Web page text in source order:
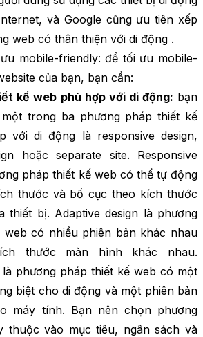
và Google cũng ưu tiên xếp
web có thân thiện với di động .
mobile-friendly: để tối ưu mobile-
của bạn, bạn cần:
kế web phù hợp với di động: bạn
trong ba phương pháp thiết kế
với di động là responsive design,
hoặc separate site. Responsive
pháp thiết kế web có thể tự động
thước và bố cục theo kích thước
thiết bị. Adaptive design là phương
web có nhiều phiên bản khác nhau
thước màn hình khác nhau.
là phương pháp thiết kế web có một
biệt cho di động và một phiên bản
máy tính. Bạn nên chọn phương
thuộc vào mục tiêu, ngân sách và